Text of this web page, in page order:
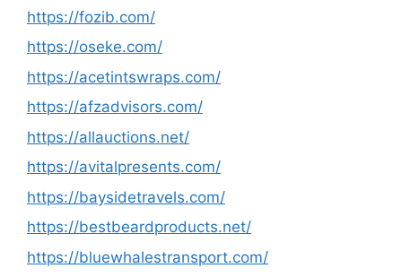
https://fozib.com/
https://oseke.com/
https://acetintswraps.com/
https://afzadvisors.com/
https://allauctions.net/
https://avitalpresents.com/
https://baysidetravels.com/
https://bestbeardproducts.net/
https://bluewhalestransport.com/